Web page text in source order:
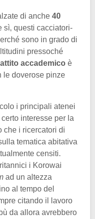
di anche 40
sì, questi cacciatori-
sono in grado di
pressoché
accademico è
le doverose pinze
i principali atenei
interesse per la
che i ricercatori di
tematica abitativa
censiti.
i Korowai
ad un altezza
al tempo del
citando il lavoro
da allora avrebbero